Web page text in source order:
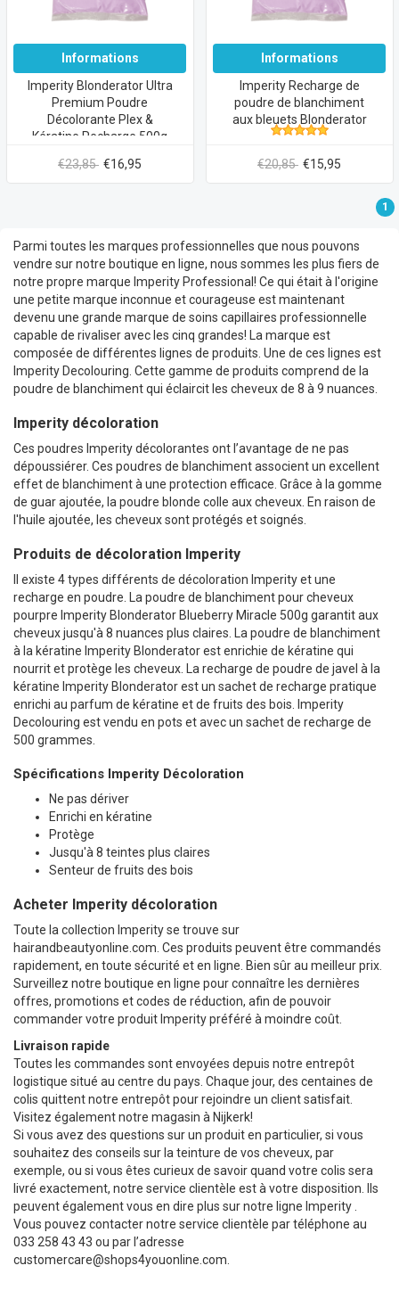
Informations
Imperity Blonderator Ultra
Premium Poudre
Décolorante Plex &
Kératine Recharge 500g
€23,85 €16,95
Informations
Imperity Recharge de
poudre de blanchiment
aux bleuets Blonderator
€20,85 €15,95
1
Parmi toutes les marques professionnelles que nous pouvons
vendre sur notre boutique en ligne, nous sommes les plus fiers de
notre propre marque Imperity Professional! Ce qui était à l'origine
une petite marque inconnue et courageuse est maintenant
devenu une grande marque de soins capillaires professionnelle
capable de rivaliser avec les cinq grandes! La marque est
composée de différentes lignes de produits. Une de ces lignes est
Imperity Decolouring. Cette gamme de produits comprend de la
poudre de blanchiment qui éclaircit les cheveux de 8 à 9 nuances.
Imperity décoloration
Ces poudres Imperity décolorantes ont l’avantage de ne pas
dépoussiérer. Ces poudres de blanchiment associent un excellent
effet de blanchiment à une protection efficace. Grâce à la gomme
de guar ajoutée, la poudre blonde colle aux cheveux. En raison de
l'huile ajoutée, les cheveux sont protégés et soignés.
Produits de décoloration Imperity
Il existe 4 types différents de décoloration Imperity et une
recharge en poudre. La poudre de blanchiment pour cheveux
pourpre Imperity Blonderator Blueberry Miracle 500g garantit aux
cheveux jusqu'à 8 nuances plus claires. La poudre de blanchiment
à la kératine Imperity Blonderator est enrichie de kératine qui
nourrit et protège les cheveux. La recharge de poudre de javel à la
kératine Imperity Blonderator est un sachet de recharge pratique
enrichi au parfum de kératine et de fruits des bois. Imperity
Decolouring est vendu en pots et avec un sachet de recharge de
500 grammes.
Spécifications Imperity Décoloration
Ne pas dériver
Enrichi en kératine
Protège
Jusqu'à 8 teintes plus claires
Senteur de fruits des bois
Acheter Imperity décoloration
Toute la collection Imperity se trouve sur
hairandbeautyonline.com. Ces produits peuvent être commandés
rapidement, en toute sécurité et en ligne. Bien sûr au meilleur prix.
Surveillez notre boutique en ligne pour connaître les dernières
offres, promotions et codes de réduction, afin de pouvoir
commander votre produit Imperity préféré à moindre coût.
Livraison rapide
Toutes les commandes sont envoyées depuis notre entrepôt
logistique situé au centre du pays. Chaque jour, des centaines de
colis quittent notre entrepôt pour rejoindre un client satisfait.
Visitez également notre magasin à Nijkerk!
Si vous avez des questions sur un produit en particulier, si vous
souhaitez des conseils sur la teinture de vos cheveux, par
exemple, ou si vous êtes curieux de savoir quand votre colis sera
livré exactement, notre service clientèle est à votre disposition. Ils
peuvent également vous en dire plus sur notre ligne Imperity .
Vous pouvez contacter notre service clientèle par téléphone au
033 258 43 43 ou par l’adresse
customercare@shops4youonline.com